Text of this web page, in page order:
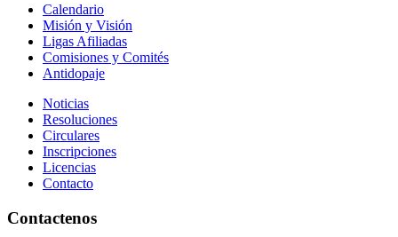
Calendario
Misión y Visión
Ligas Afiliadas
Comisiones y Comités
Antidopaje
Noticias
Resoluciones
Circulares
Inscripciones
Licencias
Contacto
Contactenos